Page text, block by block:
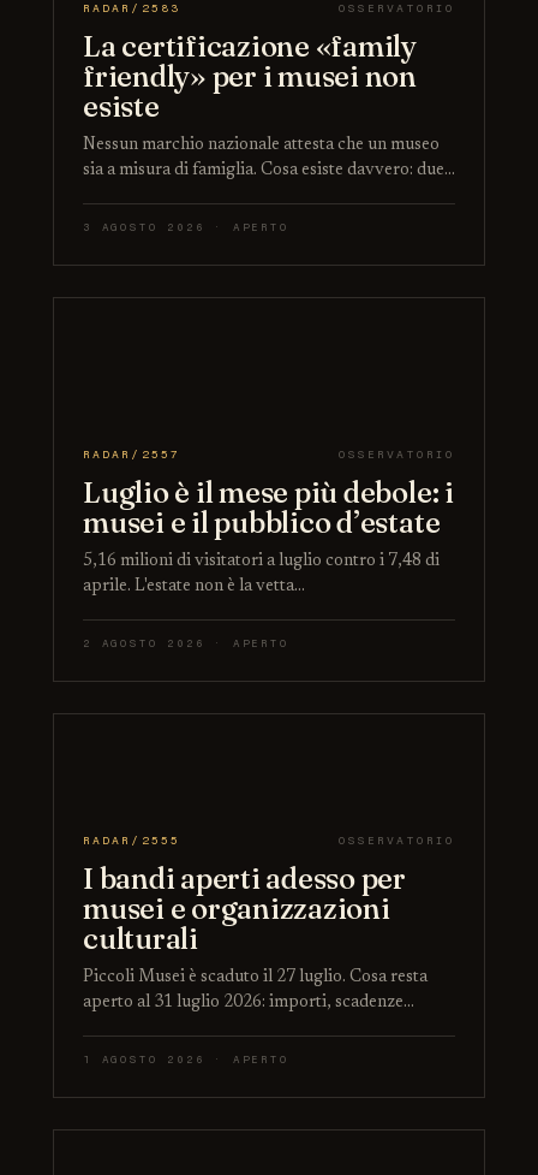
RADAR/2583 OSSERVATORIO
La certificazione «family
friendly» per i musei non
esiste
Nessun marchio nazionale attesta che un museo
sia a misura di famiglia. Cosa esiste davvero: due…
3 AGOSTO 2026 · APERTO
RADAR/2557 OSSERVATORIO
Luglio è il mese più debole: i
musei e il pubblico d’estate
5,16 milioni di visitatori a luglio contro i 7,48 di
aprile. L'estate non è la vetta…
2 AGOSTO 2026 · APERTO
RADAR/2555 OSSERVATORIO
I bandi aperti adesso per
musei e organizzazioni
culturali
Piccoli Musei è scaduto il 27 luglio. Cosa resta
aperto al 31 luglio 2026: importi, scadenze…
1 AGOSTO 2026 · APERTO